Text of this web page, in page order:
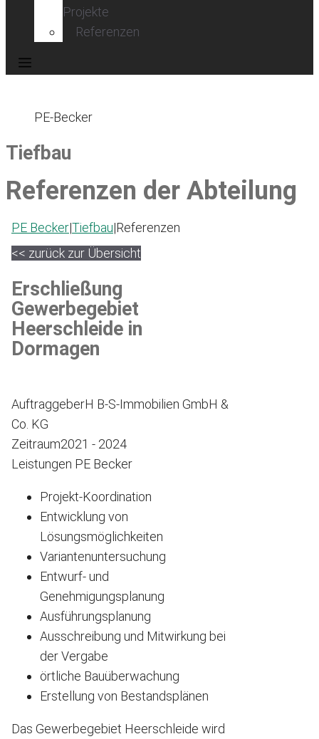
Projekte
Referenzen
PE-Becker
Tiefbau
Referenzen der Abteilung
PE Becker|Tiefbau|Referenzen
<< zurück zur Übersicht
Erschließung
Gewerbegebiet
Heerschleide in
Dormagen
AuftraggeberH B-S-Immobilien GmbH &
Co. KG
Zeitraum2021 - 2024
Leistungen PE Becker
Projekt-Koordination
Entwicklung von
Lösungsmöglichkeiten
Variantenuntersuchung
Entwurf- und
Genehmigungsplanung
Ausführungsplanung
Ausschreibung und Mitwirkung bei
der Vergabe
örtliche Bauüberwachung
Erstellung von Bestandsplänen
Das Gewerbegebiet Heerschleide wird